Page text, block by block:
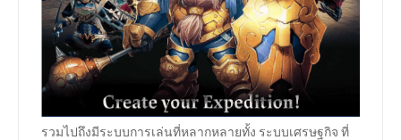
รวมไปถึงมีระบบการเล่นที่หลากหลายทั้ง ระบบเศรษฐกิจ ที่